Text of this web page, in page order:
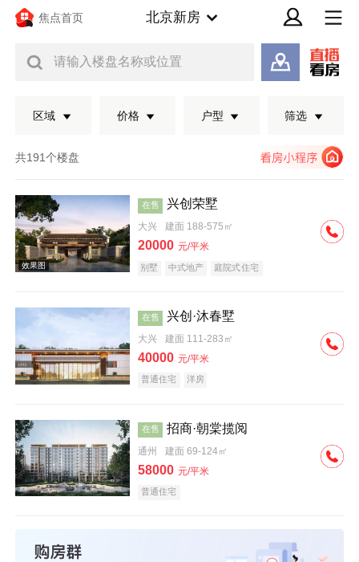
焦点首页 北京新房
请输入楼盘名称或位置
区域 价格 户型 筛选
共191个楼盘
效果图
在售 兴创荣墅
大兴 建面 188-575㎡
20000 元/平米
别墅 中式地产 庭院式住宅
在售 兴创·沐春墅
大兴 建面 111-283㎡
40000 元/平米
普通住宅 洋房
在售 招商·朝棠揽阅
通州 建面 69-124㎡
58000 元/平米
普通住宅